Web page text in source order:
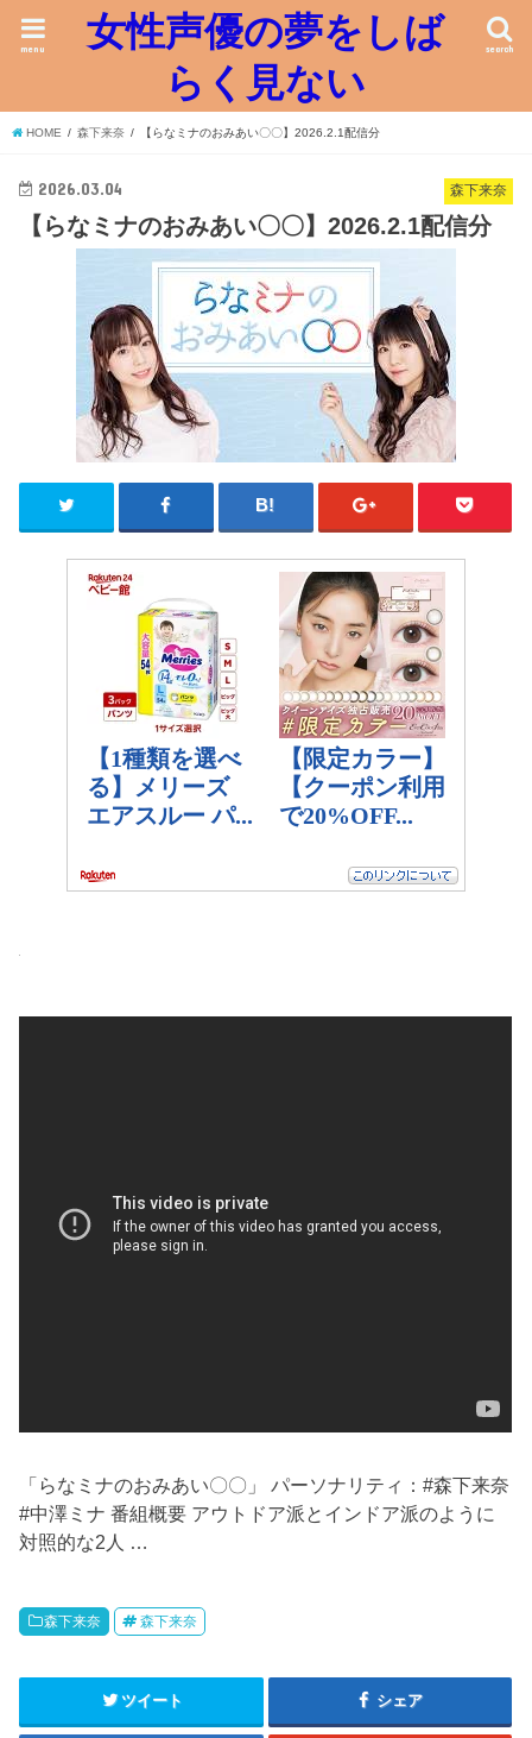
女性声優の夢をしば
らく見ない
search
menu
HOME 森下来奈 【らなミナのおみあい〇〇】2026.2.1配信分
森下来奈
2026.03.04
【らなミナのおみあい〇〇】2026.2.1配信分
「らなミナのおみあい〇〇」 パーソナリティ：#森下来奈
#中澤ミナ 番組概要 アウトドア派とインドア派のように
対照的な2人 …
森下来奈 森下来奈
ツイート シェア